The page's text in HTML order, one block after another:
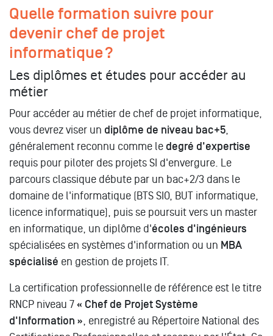
Quelle formation suivre pour
devenir chef de projet
informatique ?
Les diplômes et études pour accéder au
métier
Pour accéder au métier de chef de projet informatique,
vous devrez viser un diplôme de niveau bac+5,
généralement reconnu comme le degré d'expertise
requis pour piloter des projets SI d'envergure. Le
parcours classique débute par un bac+2/3 dans le
domaine de l'informatique (BTS SIO, BUT informatique,
licence informatique), puis se poursuit vers un master
en informatique, un diplôme d'écoles d'ingénieurs
spécialisées en systèmes d'information ou un MBA
spécialisé en gestion de projets IT.
La certification professionnelle de référence est le titre
RNCP niveau 7 « Chef de Projet Système
d'Information », enregistré au Répertoire National des